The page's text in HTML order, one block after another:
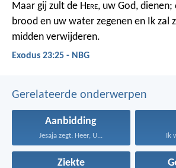
Maar gij zult de Here, uw God, dienen;
brood en uw water zegenen en Ik zal
midden verwijderen.
Exodus 23:25 - NBG
Gerelateerde onderwerpen
Aanbidding
Jesaja zegt: Heer, U... Ik
Ziekte